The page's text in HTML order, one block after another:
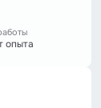
опыта